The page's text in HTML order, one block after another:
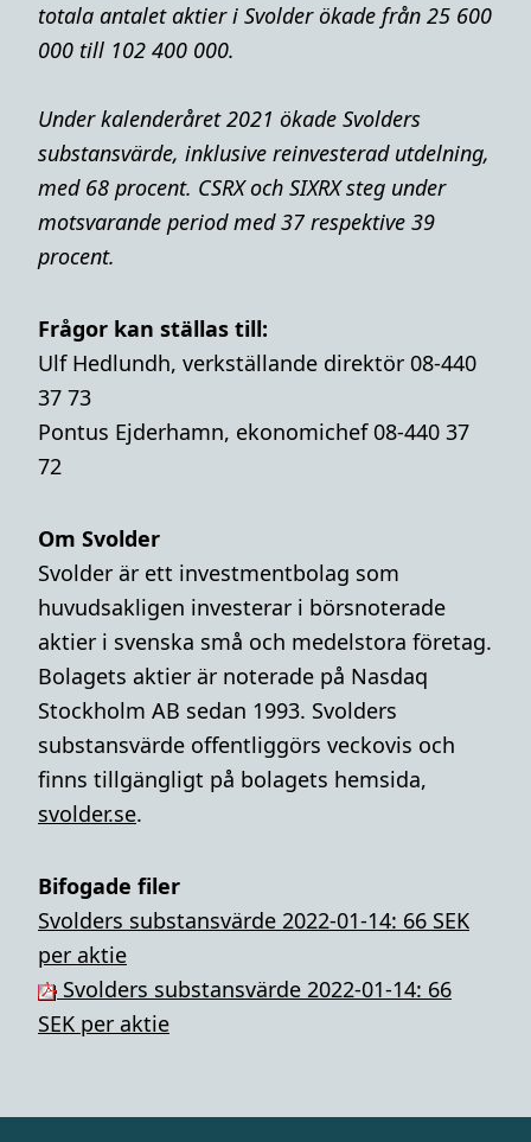
totala antalet aktier i Svolder ökade från 25 600
000 till 102 400 000.
Under kalenderåret 2021 ökade Svolders
substansvärde, inklusive reinvesterad utdelning,
med 68 procent. CSRX och SIXRX steg under
motsvarande period med 37 respektive 39
procent.
Frågor kan ställas till:
Ulf Hedlundh, verkställande direktör 08-440
37 73
Pontus Ejderhamn, ekonomichef 08-440 37
72
Om Svolder
Svolder är ett investmentbolag som
huvudsakligen investerar i börsnoterade
aktier i svenska små och medelstora företag.
Bolagets aktier är noterade på Nasdaq
Stockholm AB sedan 1993. Svolders
substansvärde offentliggörs veckovis och
finns tillgängligt på bolagets hemsida,
svolder.se.
Bifogade filer
Svolders substansvärde 2022-01-14: 66 SEK
per aktie
Svolders substansvärde 2022-01-14: 66
SEK per aktie